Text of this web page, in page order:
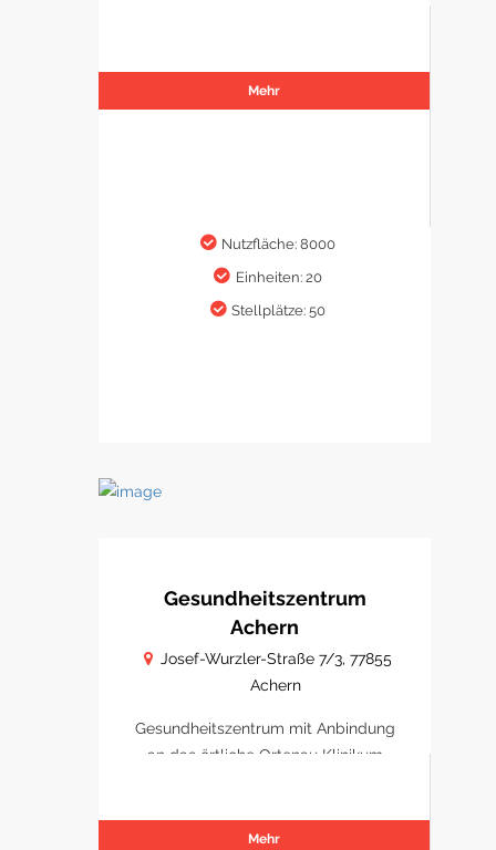
Mehr
Nutzfläche: 8000
Einheiten: 20
Stellplätze: 50
Gesundheitszentrum
Achern
Josef-Wurzler-Straße 7/3, 77855
Achern
Gesundheitszentrum mit Anbindung
an das örtliche Ortenau Klinikum
Mehr